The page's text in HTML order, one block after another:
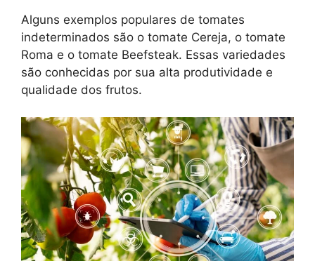
Alguns exemplos populares de tomates
indeterminados são o tomate Cereja, o tomate
Roma e o tomate Beefsteak. Essas variedades
são conhecidas por sua alta produtividade e
qualidade dos frutos.